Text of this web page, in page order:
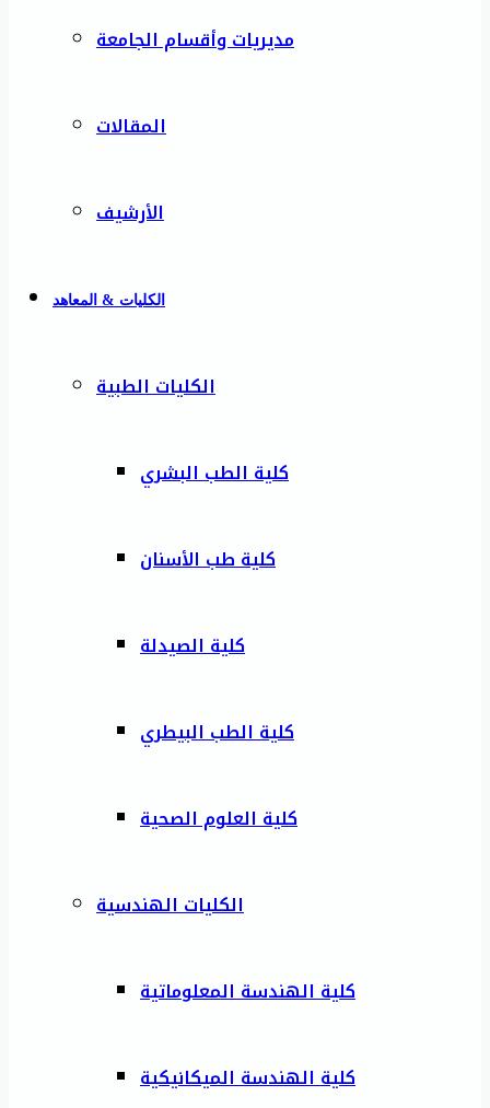
مديريات وأقسام الجامعة
المقالات
الأرشيف
الكليات & المعاهد
الكليات الطبية
كلية الطب البشري
كلية طب الأسنان
كلية الصيدلة
كلية الطب البيطري
كلية العلوم الصحية
الكليات الهندسية
كلية الهندسة المعلوماتية
كلية الهندسة الميكانيكية